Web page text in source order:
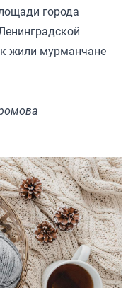
города
жили мурманчане